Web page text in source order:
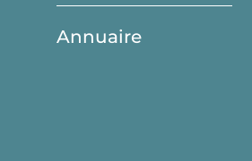
Annuaire